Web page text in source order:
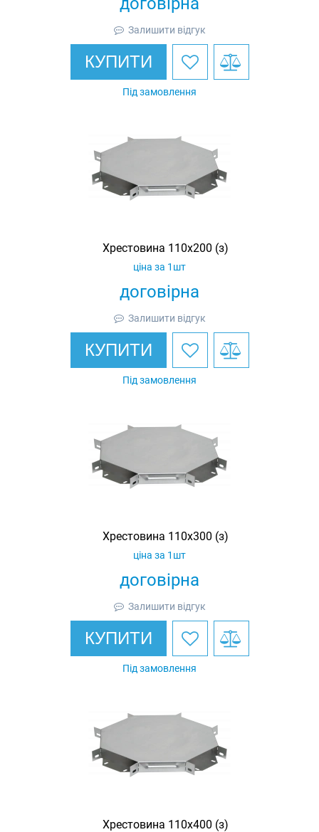
Залишити відгук
КУПИТИ
Під замовлення
Хрестовина 110х200 (з)
договірна
ціна за 1шт
Залишити відгук
КУПИТИ
Під замовлення
Хрестовина 110х300 (з)
договірна
ціна за 1шт
Залишити відгук
КУПИТИ
Під замовлення
Хрестовина 110х400 (з)